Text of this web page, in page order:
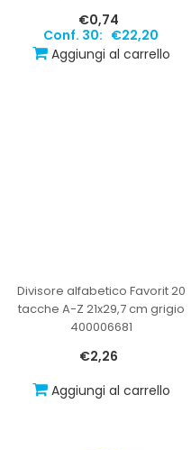
€0,74
Conf. 30: €22,20
Aggiungi al carrello
Divisore alfabetico Favorit 20
tacche A-Z 21x29,7 cm grigio
400006681
€2,26
Aggiungi al carrello